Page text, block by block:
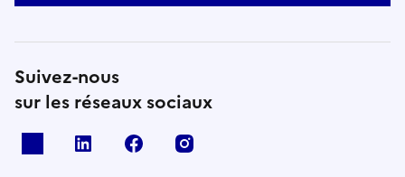
Suivez-nous
sur les réseaux sociaux
Linkedin Facebook